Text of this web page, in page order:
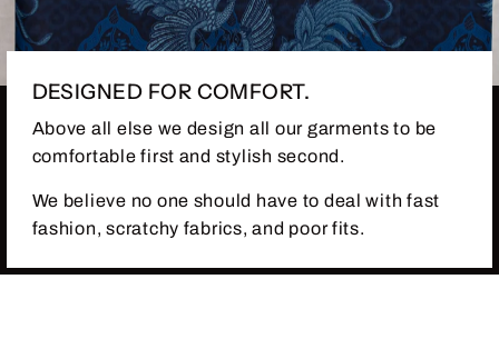
DESIGNED FOR COMFORT.
Above all else we design all our garments to be
comfortable first and stylish second.
We believe no one should have to deal with fast
fashion, scratchy fabrics, and poor fits.